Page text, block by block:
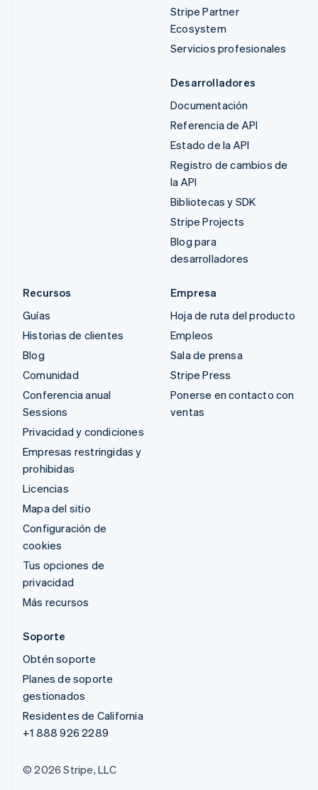
Stripe Partner
Ecosystem
Servicios profesionales
Desarrolladores
Documentación
Referencia de API
Estado de la API
Registro de cambios de
la API
Bibliotecas y SDK
Stripe Projects
Blog para
desarrolladores
Recursos
Guías
Historias de clientes
Blog
Comunidad
Conferencia anual
Sessions
Privacidad y condiciones
Empresas restringidas y
prohibidas
Licencias
Mapa del sitio
Configuración de
cookies
Tus opciones de
privacidad
Más recursos
Empresa
Hoja de ruta del producto
Empleos
Sala de prensa
Stripe Press
Ponerse en contacto con
ventas
Soporte
Obtén soporte
Planes de soporte
gestionados
Residentes de California
+1 888 926 2289
© 2026 Stripe, LLC